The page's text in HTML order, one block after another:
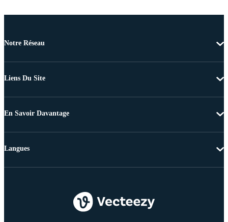
Notre Réseau
Liens Du Site
En Savoir Davantage
Langues